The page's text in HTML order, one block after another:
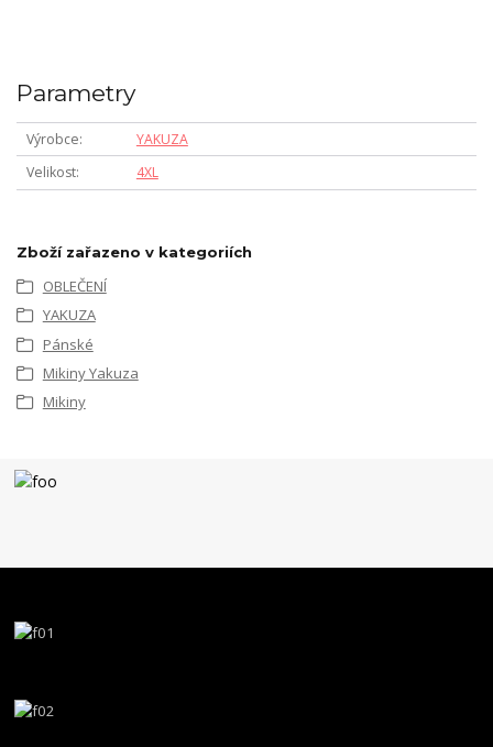
Parametry
Výrobce
YAKUZA
Velikost
4XL
Zboží zařazeno v kategoriích
OBLEČENÍ
YAKUZA
Pánské
Mikiny Yakuza
Mikiny